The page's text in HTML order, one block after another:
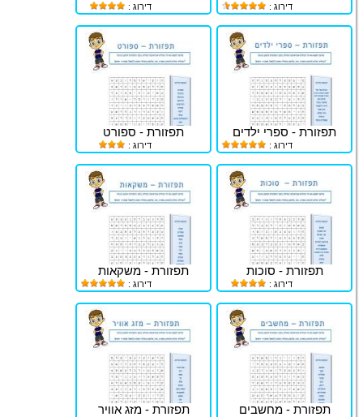
דירוג : דירוג :
תפזורת - ספרי ילדים
דירוג :
תפזורת - ספורט
דירוג :
תפזורת - סוכות
דירוג :
תפזורת - משקאות
דירוג :
תפזורת - מחשבים תפזורת - מזג אוויר